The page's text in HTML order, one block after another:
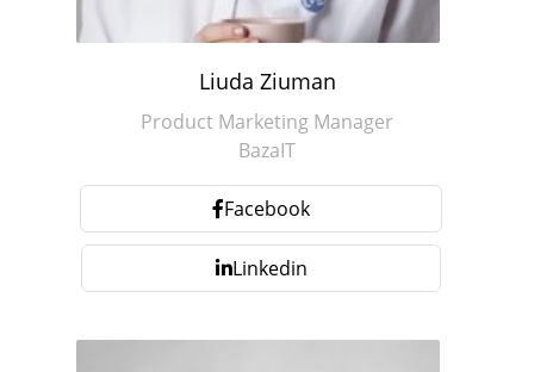
Liuda Ziuman
Product Marketing Manager
BazaIT
Facebook
Linkedin